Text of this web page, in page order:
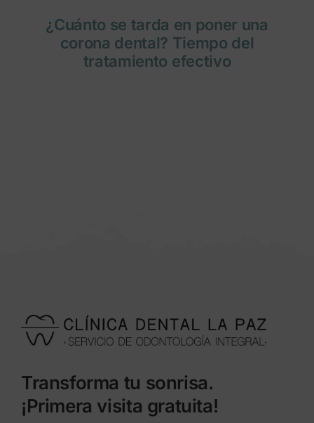
¿Cuánto se tarda en poner una
corona dental? Tiempo del
tratamiento efectivo
Transforma tu sonrisa.
¡Primera visita gratuita!